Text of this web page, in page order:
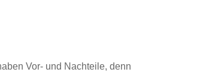
Vor- und Nachteile, denn